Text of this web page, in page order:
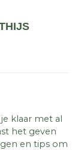
klaar met al
het geven
en tips om